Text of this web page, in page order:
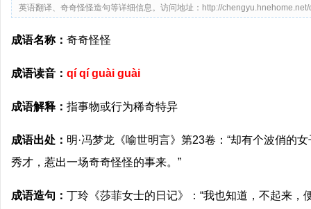
英语翻译、奇奇怪怪造句等详细信息。访问地址：http://
成语名称： 奇奇怪怪
成语读音： qí qí guài guài
成语解释： 指事物或行为稀奇特异
成语出处： 明·冯梦龙《喻世明言》第23卷：“却有个波俏的
秀才，惹出一场奇奇怪怪的事来。”
成语造句： 丁玲《莎菲女士的日记》：“我也知道，不起来，